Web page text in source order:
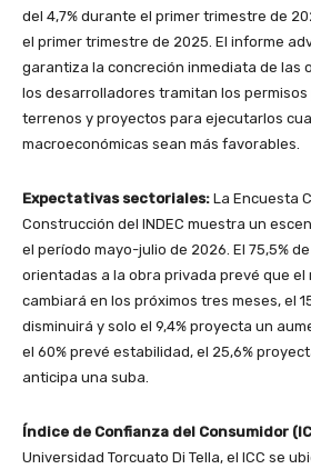
del 4,7% durante el primer trimestre de
el primer trimestre de 2025. El informe
garantiza la concreción inmediata de las
los desarrolladores tramitan los
terrenos y proyectos para ejecutarlos
macroeconómicas sean más favorables.
Expectativas sectoriales: La Encuesta
Construcción del INDEC muestra un
el período mayo-julio de 2026. El 75,5%
orientadas a la obra privada prevé que el
cambiará en los próximos tres meses, el
disminuirá y solo el 9,4% proyecta un
el 60% prevé estabilidad, el 25,6%
anticipa una suba.
Índice de Confianza del Consumidor
Universidad Torcuato Di Tella, el ICC se